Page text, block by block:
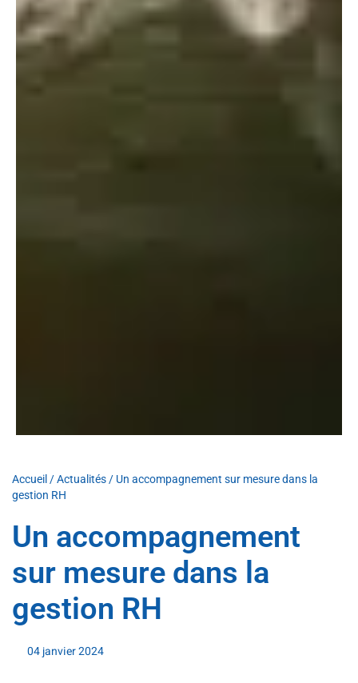
Accueil /Actualités/ Un accompagnement sur mesure dans la
gestion RH
Un accompagnement
sur mesure dans la
gestion RH
04 janvier 2024